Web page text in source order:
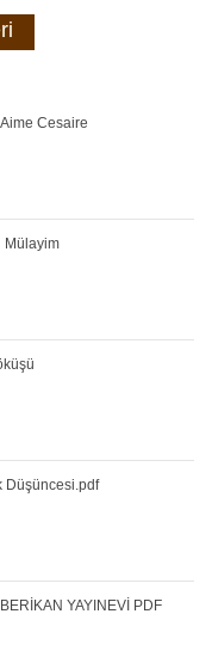
Cesaire
Mülayim
Düşüncesi.pdf
YAYINEVİ PDF